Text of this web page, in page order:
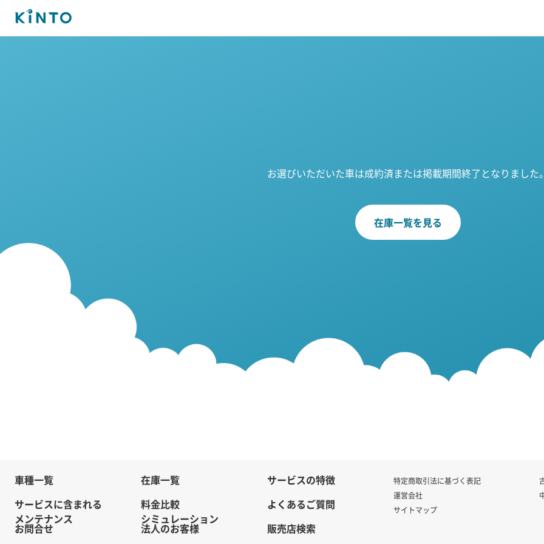
お選びいただいた車は成約済または掲載期間終了となりました
在庫一覧を見る
車種一覧 在庫一覧
サービスの特徴
サービスに含まれる
メンテナンス
料金比較
シミュレーション
よくあるご質問
お問合せ
法人のお客様 販売店検索
特定商取引法に基づく表記
運営会社
サイトマップ